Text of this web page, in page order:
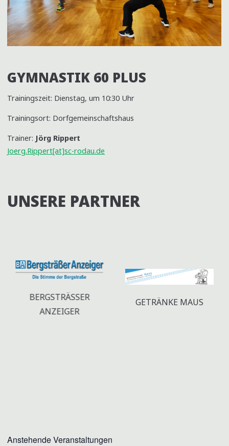
GYMNASTIK 60 PLUS
Trainingszeit: Dienstag, um 10:30 Uhr
Trainingsort: Dorfgemeinschaftshaus
Trainer: Jörg Rippert
Joerg.Rippert[at]sc-rodau.de
UNSERE PARTNER
BERGSTRÄSSER A
NZEIGER
GETRÄNKE MAUS
Anstehende Veranstaltungen